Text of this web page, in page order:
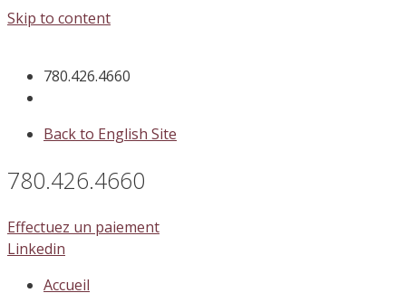
Skip to content
780.426.4660
Back to English Site
780.426.4660
Effectuez un paiement
Linkedin
Accueil